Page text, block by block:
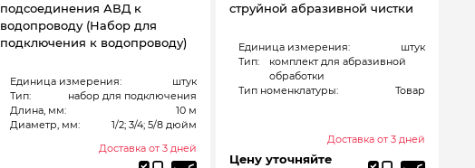
подсоединения АВД к
водопроводу (Набор для
подключения к водопроводу)
Единица измерения:
штук
Тип:
набор для подключения
Длина, мм:
10 м
Диаметр, мм:
1/2; 3/4; 5/8 дюйм
Доставка от 3 дней
струйной абразивной чистки
Единица измерения:
штук
Тип:
комплект для абразивной
обработки
Тип номенклатуры:
Товар
Доставка от 3 дней
Цену уточняйте